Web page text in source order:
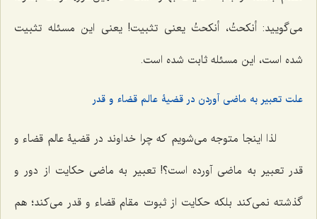
می‌گویید:أنکحتُ، أنکحتُ یعنی تثبیت! یعنی این مسئله تثبیت
شده است، این مسئله ثابت شده است.
علت تعبیر به ماضی آوردن در قضیۀ عالم قضاء و قدر
لذا اینجا متوجه می‌شویم که چرا خداوند در قضیۀ عالم قضاء و
قدر تعبیر به ماضی آورده است؟! تعبیر به ماضی حکایت از دور و
گذشته نمی‌کند بلکه حکایت از ثبوت مقام قضاء و قدر می‌کند؛ هم